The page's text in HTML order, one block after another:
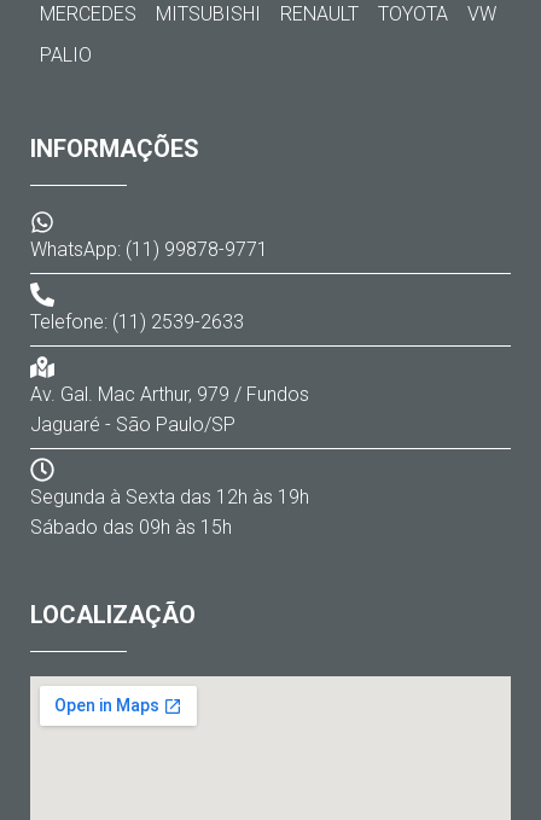
MERCEDES
MITSUBISHI RENAULT TOYOTA
VW
PALIO
INFORMAÇÕES
WhatsApp: (11) 99878-9771
Telefone: (11) 2539-2633
Av. Gal. Mac Arthur, 979 / Fundos
Jaguaré - São Paulo/SP
Segunda à Sexta das 12h às 19h
Sábado das 09h às 15h
LOCALIZAÇÃO